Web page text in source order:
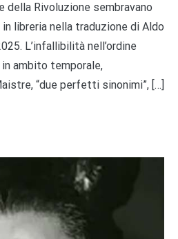
della Rivoluzione sembravano
libreria nella traduzione di Aldo
L’infallibilità nell’ordine
ambito temporale,
“due perfetti sinonimi”, […]